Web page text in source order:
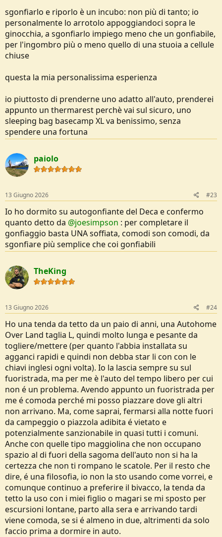
sgonfiarlo e riporlo è un incubo: non più di tanto; io
personalmente lo arrotolo appoggiandoci sopra le
ginocchia, a sgonfiarlo impiego meno che un gonfiabile,
per l'ingombro più o meno quello di una stuoia a cellule
chiuse
questa la mia personalissima esperienza
io piuttosto di prenderne uno adatto all'auto, prenderei
appunto un thermarest perchè vai sul sicuro, uno
sleeping bag basecamp XL va benissimo, senza
spendere una fortuna
paiolo
13 Giugno 2026 #23
Io ho dormito su autogonfiante del Deca e confermo
quanto detto da @joesimpson : per completare il
gonfiaggio basta UNA soffiata, comodi son comodi, da
sgonfiare più semplice che coi gonfiabili
TheKing
13 Giugno 2026 #24
Ho una tenda da tetto da un paio di anni, una Autohome
Over Land taglia L, quindi molto lunga e pesante da
togliere/mettere (per quanto l'abbia installata su
agganci rapidi e quindi non debba star li con con le
chiavi inglesi ogni volta). Io la lascia sempre su sul
fuoristrada, ma per me è l'auto del tempo libero per cui
non é un problema. Avendo appunto un fuoristrada per
me é comoda perché mi posso piazzare dove gli altri
non arrivano. Ma, come saprai, fermarsi alla notte fuori
da campeggio o piazzola adibita é vietato e
potenzialmente sanzionabile in quasi tutti i comuni.
Anche con quelle tipo maggiolina che non occupano
spazio al di fuori della sagoma dell'auto non si ha la
certezza che non ti rompano le scatole. Per il resto che
dire, é una filosofia, io non la sto usando come vorrei, e
comunque continuo a preferire il bivacco, la tenda da
tetto la uso con i miei figlio o magari se mi sposto per
escursioni lontane, parto alla sera e arrivando tardi
viene comoda, se si é almeno in due, altrimenti da solo
faccio prima a dormire in auto.